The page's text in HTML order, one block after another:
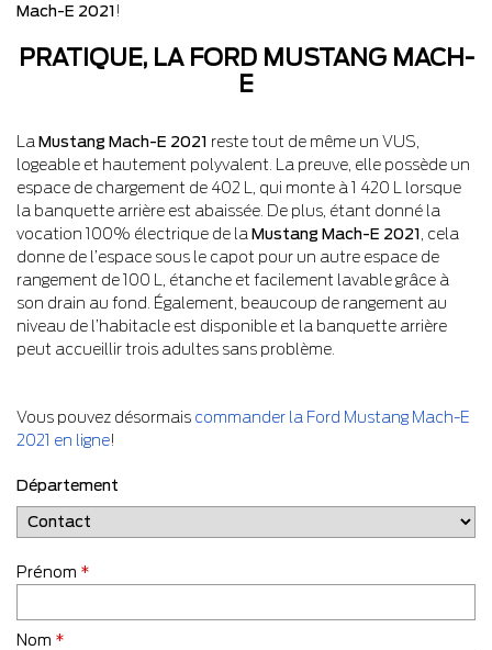
Mach-E 2021!
PRATIQUE, LA FORD MUSTANG MACH-
E
La Mustang Mach-E 2021 reste tout de même un VUS,
logeable et hautement polyvalent. La preuve, elle possède un
espace de chargement de 402 L, qui monte à 1 420 L lorsque
la banquette arrière est abaissée. De plus, étant donné la
vocation 100% électrique de la Mustang Mach-E 2021 , cela
donne de l’espace sous le capot pour un autre espace de
rangement de 100 L, étanche et facilement lavable grâce à
son drain au fond. Également, beaucoup de rangement au
niveau de l’habitacle est disponible et la banquette arrière
peut accueillir trois adultes sans problème.
Vous pouvez désormais commander la Ford Mustang Mach-E
2021 en ligne!
Département
Prénom *
Nom *